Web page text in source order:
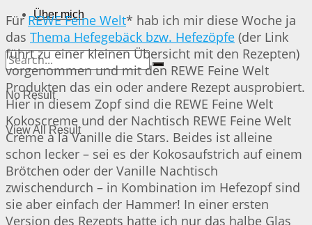
Über mich
No Result
View All Result
FürREWE Feine Welt* hab ich mir diese Woche ja
das Thema Hefegebäck bzw. Hefezöpfe (der Link
führt zu einer kleinen Übersicht mit den Rezepten)
vorgenommen und mit den REWE Feine Welt
Produkten das ein oder andere Rezept ausprobiert.
Hier in diesem Zopf sind die REWE Feine Welt
Kokoscreme und der Nachtisch REWE Feine Welt
Crème à la Vanille die Stars. Beides ist alleine
schon lecker – sei es der Kokosaufstrich auf einem
Brötchen oder der Vanille Nachtisch
zwischendurch – in Kombination im Hefezopf sind
sie aber einfach der Hammer! In einer ersten
Version des Rezepts hatte ich nur das halbe Glas